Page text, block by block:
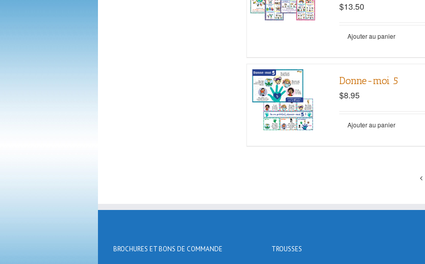
$13.50
Ajouter au panier
Donne-moi 5
$8.95
Ajouter au panier
BROCHURES ET BONS DE COMMANDE TROUSSES